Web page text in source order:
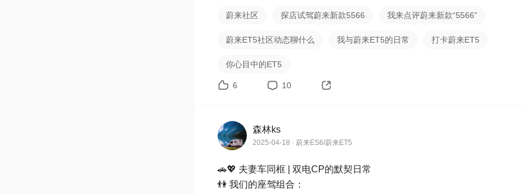
现在预订并在6月30日前锁单的，可享🎁5年免费换电（240张券，按1个月4
换电计）+10,000积分，老车主的我，看了也心动啊！
作为第一批提车的小5老粉，不得不说这次升级诚意满满，尤其是横屏和座
蔚来社区 探店试驾蔚来新款5566 我来点评蔚来新款“5566”
蔚来ET5社区动态聊什么 我与蔚来ET5的日常 打卡蔚来ET5
你心目中的ET5
6 10
森林ks
2025-04-18 · 蔚来ES6/蔚来ET5
🚗💖 夫妻车同框 | 双电CP的默契日常
👫 我们的座驾组合：